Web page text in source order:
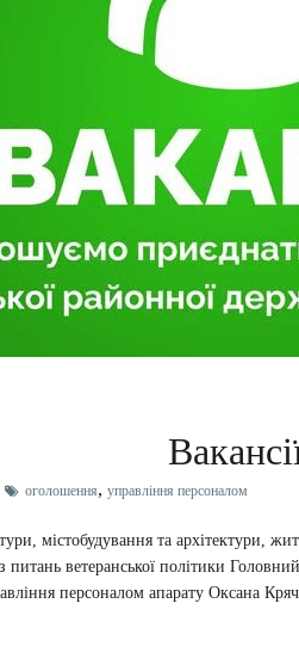
оголошення, управління персоналом
містобудування та архітектури,
питань ветеранської політики
персоналом апарату Оксана